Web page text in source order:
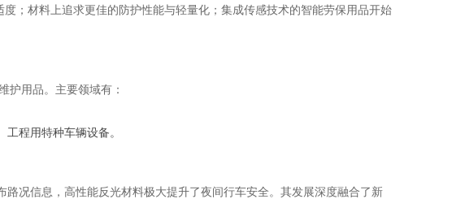
；材料上追求更佳的防护性能与轻量化；集成传感技术的智能劳保用品开始
护用品。主要领域有：
程用特种车辆设备。
况信息，高性能反光材料极大提升了夜间行车安全。其发展深度融合了新